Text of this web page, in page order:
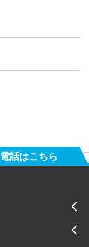
Δb*、ΔC*、ΔH*
Δ反射率、ΔXYZ、
話はこちら